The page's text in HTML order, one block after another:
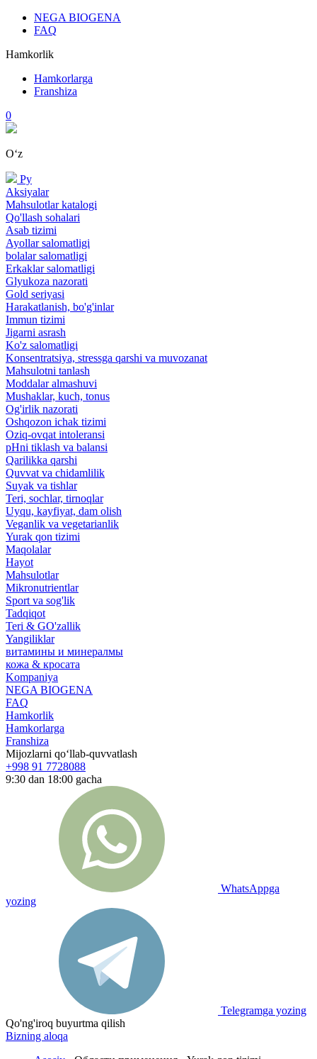
NEGA BIOGENA
FAQ
Hamkorlik
Hamkorlarga
Franshiza
0
Oʻz
Ру
Aksiyalar
Mahsulotlar katalogi
Qo'llash sohalari
Asab tizimi
Ayollar salomatligi
bolalar salomatligi
Erkaklar salomatligi
Glyukoza nazorati
Gold seriyasi
Harakatlanish, bo'g'inlar
Immun tizimi
Jigarni asrash
Ko'z salomatligi
Konsentratsiya, stressga qarshi va muvozanat
Mahsulotni tanlash
Moddalar almashuvi
Mushaklar, kuch, tonus
Og'irlik nazorati
Oshqozon ichak tizimi
Oziq-ovqat intoleransi
pHni tiklash va balansi
Qarilikka qarshi
Quvvat va chidamlilik
Suyak va tishlar
Teri, sochlar, tirnoqlar
Uyqu, kayfiyat, dam olish
Veganlik va vegetarianlik
Yurak qon tizimi
Maqolalar
Hayot
Mahsulotlar
Mikronutrientlar
Sport va sog'lik
Tadqiqot
Teri & GO'zallik
Yangiliklar
витамины и минералмы
кожа & кросата
Kompaniya
NEGA BIOGENA
FAQ
Hamkorlik
Hamkorlarga
Franshiza
Mijozlarni qo‘llab-quvvatlash
+998 91 7728088
9:30 dan 18:00 gacha
WhatsAppga
yozing
Telegramga yozing
Qo'ng'iroq buyurtma qilish
Bizning aloqa